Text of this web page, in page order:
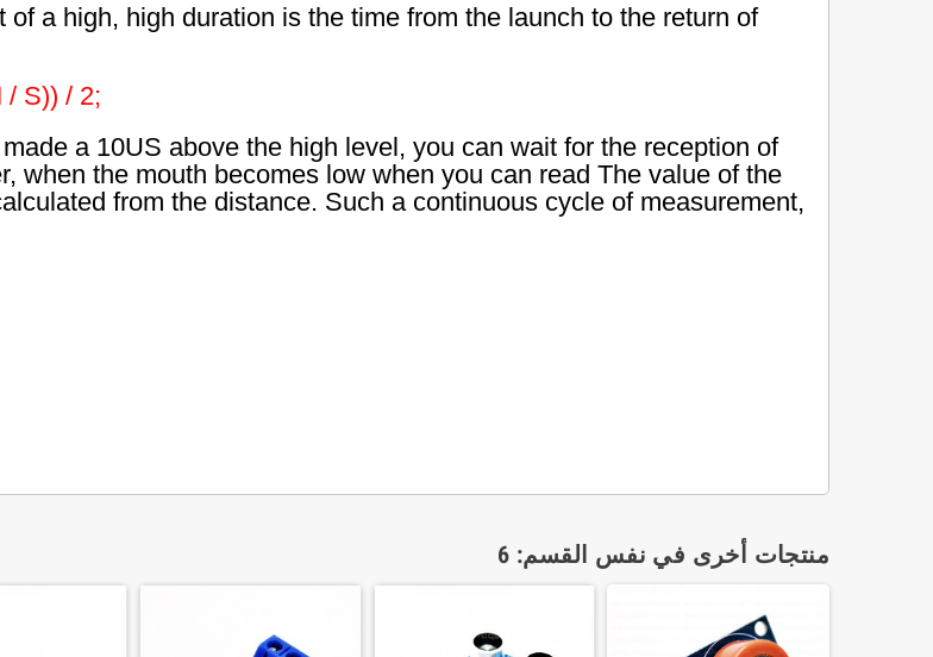
a high, high duration is the time from the launch to the return of
/ S)) / 2;
a 10US above the high level, you can wait for the reception of
when the mouth becomes low when you can read The value of the
from the distance. Such a continuous cycle of measurement,
منتجات أخرى في نفس القسم: 6